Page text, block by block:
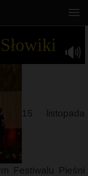
15 listopada
Festiwalu Pieśni